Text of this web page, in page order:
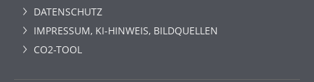
DATENSCHUTZ
IMPRESSUM, KI-HINWEIS, BILDQUELLEN
CO2-TOOL